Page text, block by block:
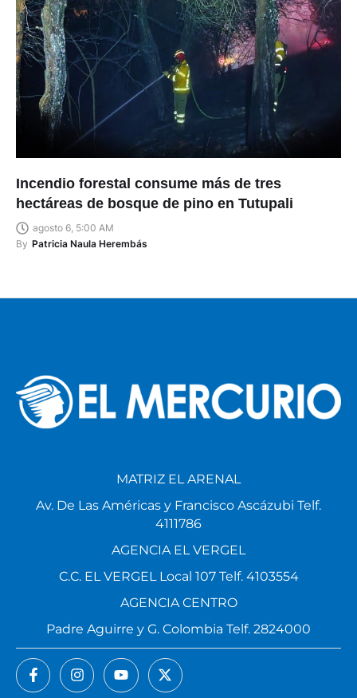
Incendio forestal consume más de tres
hectáreas de bosque de pino en Tutupali
agosto 6, 5:00 AM
By Patricia Naula Herembás
MATRIZ EL ARENAL
Av. De Las Américas y Francisco Ascázubi Telf.
4111786
AGENCIA EL VERGEL
C.C. EL VERGEL Local 107 Telf. 4103554
AGENCIA CENTRO
Padre Aguirre y G. Colombia Telf. 2824000